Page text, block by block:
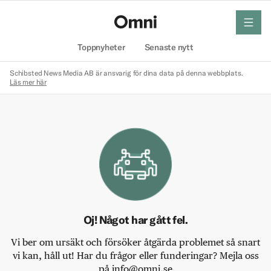
Toppnyheter Senaste nytt
meny
Schibsted News Media AB är ansvarig för dina data på denna webbplats.
Läs mer här
Oj! Något har gått fel.
Vi ber om ursäkt och försöker åtgärda problemet så snart
vi kan, håll ut! Har du frågor eller funderingar? Mejla oss